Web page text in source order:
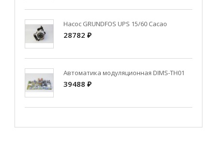
Насос GRUNDFOS UPS 15/60 Cacao
28782 ₽
Автоматика модуляционная DIMS-TH01
39488 ₽